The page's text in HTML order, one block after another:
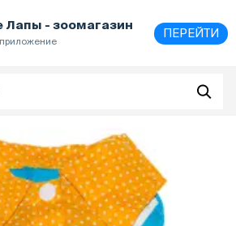
Лапы - зоомагазин
ПЕРЕЙТИ